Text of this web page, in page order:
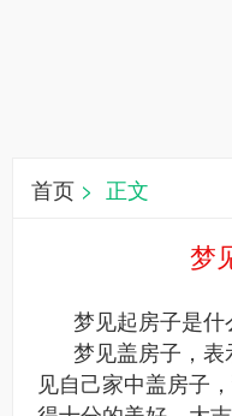
首页 > 正文
梦
梦见起房子是什
梦见盖房子，
见自己家中盖房子